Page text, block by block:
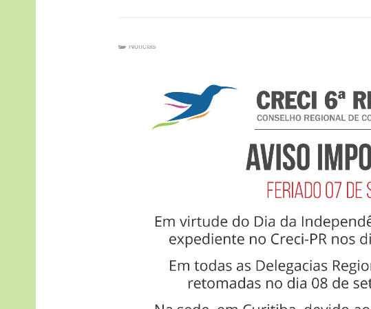
Notícias